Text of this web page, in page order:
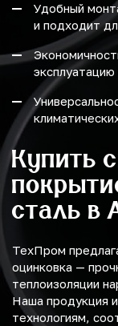
Удобный
и подходит
Купить
сталь в
ТехПром
оцинковка —
теплоизоляции
Наша продукция
технологиям,